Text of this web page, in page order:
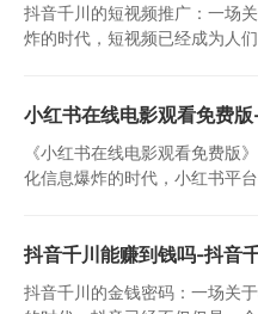
抖音千川的短视频推广：一场
炸的时代，短视频已经成为人
小红书在线电影观看免费
《小红书在线电影观看免费版
化信息爆炸的时代，小红书平
抖音千川能赚到钱吗-抖音
抖音千川的金钱密码：一场关